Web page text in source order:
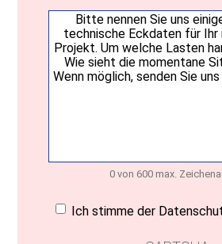
Ihre
0 von 600 max.
Einwilligung(erforderlich)
Ich stimme der